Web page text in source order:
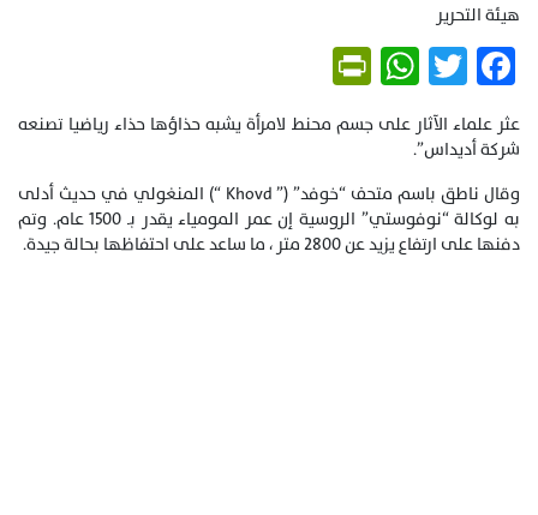
هيئة التحرير
Facebook
Twitter
WhatsApp
عثر علماء الآثار على جسم محنط لامرأة يشبه حذاؤها حذاء رياضيا تصنعه
شركة أديداس”.
وقال ناطق باسم متحف “خوفد” (” Khovd “) المنغولي في حديث أدلى
به لوكالة “نوفوستي” الروسية إن عمر المومياء يقدر بـ 1500 عام. وتم
دفنها على ارتفاع يزيد عن 2800 متر ، ما ساعد على احتفاظها بحالة جيدة.